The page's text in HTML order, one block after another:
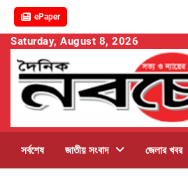
ePaper
Skip
content
Saturday, August 8, 2026
সর্বশেষ জাতীয় সংবাদ জেলার খবর